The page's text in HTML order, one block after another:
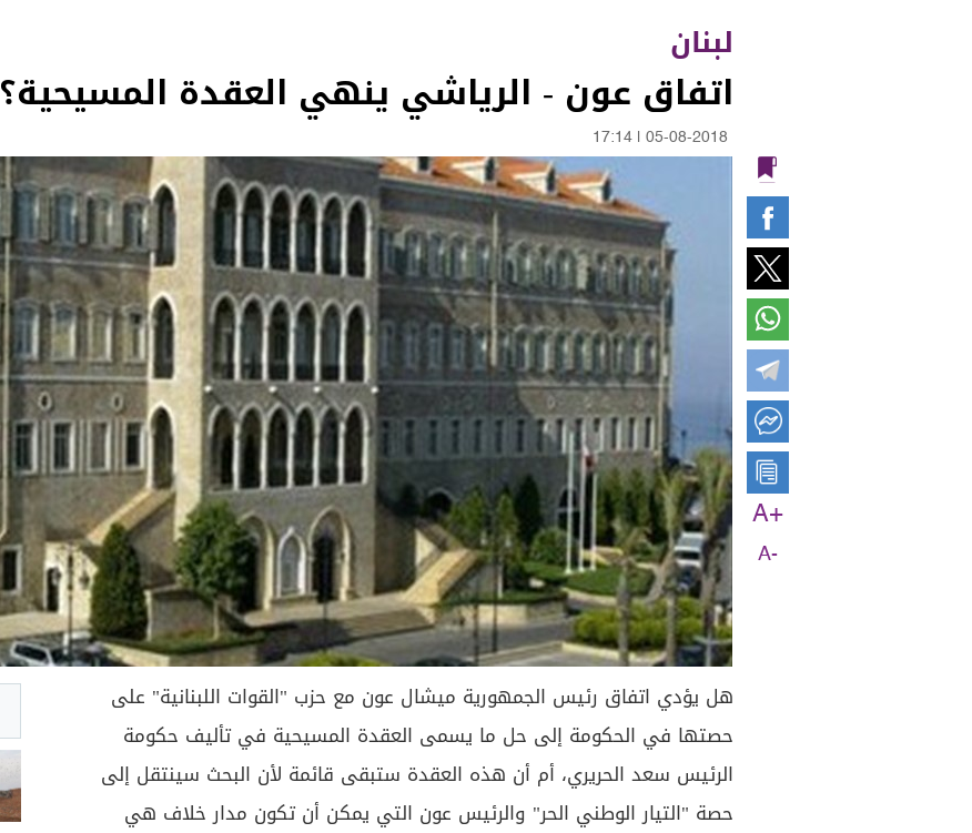
لبنان
اتفاق عون - الرياشي ينهي العقدة المسيحية؟
05-08-2018
17:14
A+
A-
هل يؤدي اتفاق رئيس الجمهورية ميشال عون مع حزب "القوات اللبنانية" على
حصتها في الحكومة إلى حل ما يسمى العقدة المسيحية في تأليف حكومة
الرئيس سعد الحريري، أم أن هذه العقدة ستبقى قائمة لأن البحث سينتقل إلى
حصة "التيار الوطني الحر" والرئيس عون التي يمكن أن تكون مدار خلاف هي